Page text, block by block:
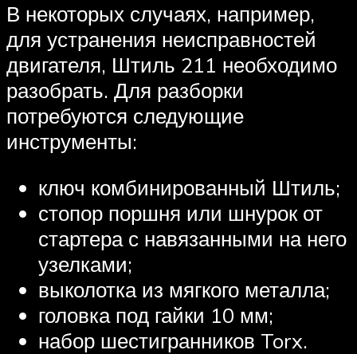
В некоторых случаях, например,
для устранения неисправностей
двигателя, Штиль 211 необходимо
разобрать. Для разборки
потребуются следующие
инструменты:
ключ комбинированный Штиль;
стопор поршня или шнурок от
стартера с навязанными на него
узелками;
выколотка из мягкого металла;
головка под гайки 10 мм;
набор шестигранников Torx.